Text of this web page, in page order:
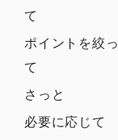
て
ポイントを絞っ
て
さっと
必要に応じて